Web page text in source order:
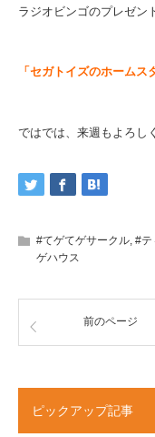
ラジオビンゴのプレゼン
「セガトイズのホーム
ではでは、来週もよろし
#てゲてゲサークル #テ
ゲハウス
前のページ
ピックアップ記事